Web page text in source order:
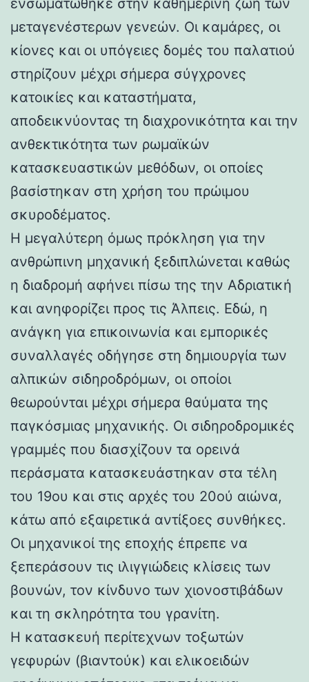
μεταγενέστερων γενεών. Οι καμάρες, οι
κίονες και οι υπόγειες δομές του παλατιού
στηρίζουν μέχρι σήμερα σύγχρονες
κατοικίες και καταστήματα,
αποδεικνύοντας τη διαχρονικότητα και την
ανθεκτικότητα των ρωμαϊκών
κατασκευαστικών μεθόδων, οι οποίες
βασίστηκαν στη χρήση του πρώιμου
σκυροδέματος.
Η μεγαλύτερη όμως πρόκληση για την
ανθρώπινη μηχανική ξεδιπλώνεται καθώς
η διαδρομή αφήνει πίσω της την Αδριατική
και ανηφορίζει προς τις Άλπεις. Εδώ, η
ανάγκη για επικοινωνία και εμπορικές
συναλλαγές οδήγησε στη δημιουργία των
αλπικών σιδηροδρόμων, οι οποίοι
θεωρούνται μέχρι σήμερα θαύματα της
παγκόσμιας μηχανικής. Οι σιδηροδρομικές
γραμμές που διασχίζουν τα ορεινά
περάσματα κατασκευάστηκαν στα τέλη
του 19ου και στις αρχές του 20ού αιώνα,
κάτω από εξαιρετικά αντίξοες συνθήκες.
Οι μηχανικοί της εποχής έπρεπε να
ξεπεράσουν τις ιλιγγιώδεις κλίσεις των
βουνών, τον κίνδυνο των χιονοστιβάδων
και τη σκληρότητα του γρανίτη.
Η κατασκευή περίτεχνων τοξωτών
γεφυρών (βιαντούκ) και ελικοειδών